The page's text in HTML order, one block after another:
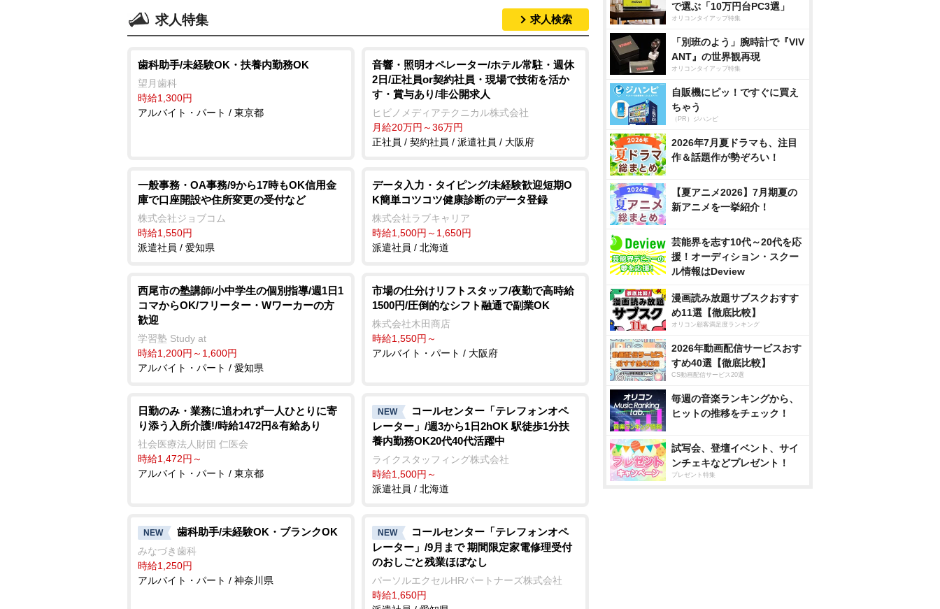
求人特集 求人検索
歯科助手/未経験OK・扶養内勤務OK
望月歯科
時給1,300円
アルバイト・パート / 東京都
音響・照明オペレーター/ホテル常駐・週休
2日/正社員or契約社員・現場で技術を活か
す・賞与あり/非公開求人
ヒビノメディアテクニカル株式会社
月給20万円～36万円
正社員 / 契約社員 / 派遣社員 / 大阪府
一般事務・OA事務/9から17時もOK信用金
庫で口座開設や住所変更の受付など
株式会社ジョブコム
時給1,550円
派遣社員 / 愛知県
データ入力・タイピング/未経験歓迎短期O
K簡単コツコツ健康診断のデータ登録
株式会社ラブキャリア
時給1,500円～1,650円
派遣社員 / 北海道
西尾市の塾講師/小中学生の個別指導/週1日1
コマからOK/フリーター・Wワーカーの方
歓迎
学習塾 Study at
時給1,200円～1,600円
アルバイト・パート / 愛知県
市場の仕分けリフトスタッフ/夜勤で高時給
1500円/圧倒的なシフト融通で副業OK
株式会社木田商店
時給1,550円～
アルバイト・パート / 大阪府
日勤のみ・業務に追われず一人ひとりに寄
り添う入所介護!/時給1472円&有給あり
社会医療法人財団 仁医会
時給1,472円～
アルバイト・パート / 東京都
NEW
コールセンター「テレフォンオペ
レーター」/週3から1日2hOK 駅徒歩1分扶
養内勤務OK20代40代活躍中
ライクスタッフィング株式会社
時給1,500円～
派遣社員 / 北海道
NEW 歯科助手/未経験OK・ブランクOK
みなづき歯科
時給1,250円
アルバイト・パート / 神奈川県
NEW
コールセンター「テレフォンオペ
レーター」/9月まで 期間限定家電修理受付
のおしごと残業ほぼなし
パーソルエクセルHRパートナーズ株式会社
時給1,650円
で選ぶ「10万円台PC3選」
オリコンタイアップ特集
「別班のよう」腕時計で『VIV
ANT』の世界観再現
オリコンタイアップ特集
自販機にピッ！ですぐに買え
ちゃう
（PR）ジハンピ
2026年7月夏ドラマも、注目
作＆話題作が勢ぞろい！
【夏アニメ2026】7月期夏の
新アニメを一挙紹介！
芸能界を志す10代～20代を応
援！オーディション・スクー
ル情報はDeview
漫画読み放題サブスクおすす
め11選【徹底比較】
オリコン顧客満足度ランキング
2026年動画配信サービスおす
すめ40選【徹底比較】
CS動画配信サービス20選
毎週の音楽ランキングから、
ヒットの推移をチェック！
試写会、登壇イベント、サイ
ンチェキなどプレゼント！
プレゼント特集